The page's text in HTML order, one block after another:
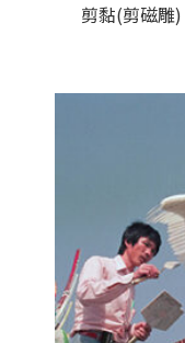
剪黏(剪磁雕